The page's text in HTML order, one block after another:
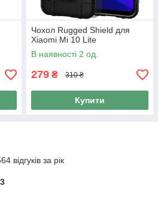
Чохол Rugged Shield для
Xiaomi Mi 10 Lite
В наявності 2 од.
279 ₴ 310 ₴
Купити
відгуків за рік